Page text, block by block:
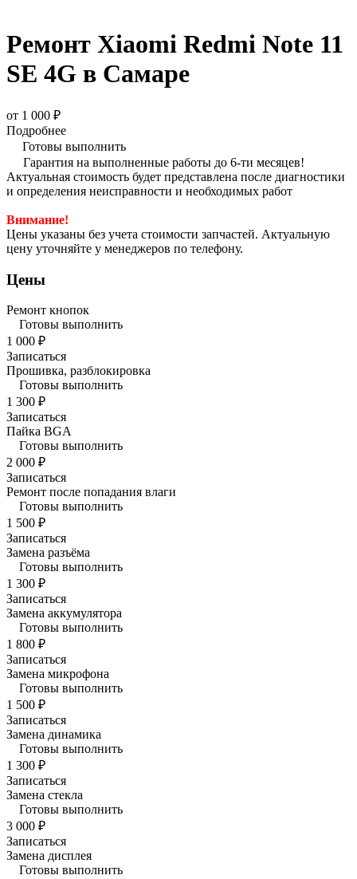
Ремонт Xiaomi Redmi Note 11
SE 4G в Самаре
от 1 000 ₽
Подробнее
Готовы выполнить
Гарантия на выполненные работы до 6-ти месяцев!
Актуальная стоимость будет представлена после диагностики
и определения неисправности и необходимых работ
Внимание!
Цены указаны без учета стоимости запчастей. Актуальную
цену уточняйте у менеджеров по телефону.
Цены
Ремонт кнопок
Готовы выполнить
1 000 ₽
Записаться
Прошивка, разблокировка
Готовы выполнить
1 300 ₽
Записаться
Пайка BGA
Готовы выполнить
2 000 ₽
Записаться
Ремонт после попадания влаги
Готовы выполнить
1 500 ₽
Записаться
Замена разъёма
Готовы выполнить
1 300 ₽
Записаться
Замена аккумулятора
Готовы выполнить
1 800 ₽
Записаться
Замена микрофона
Готовы выполнить
1 500 ₽
Записаться
Замена динамика
Готовы выполнить
1 300 ₽
Записаться
Замена стекла
Готовы выполнить
3 000 ₽
Записаться
Замена дисплея
Готовы выполнить